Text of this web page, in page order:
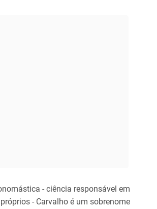
- ciência responsável em
- Carvalho é um sobrenome